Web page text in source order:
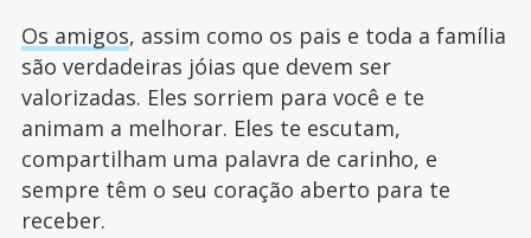
Os amigos, assim como os pais e toda a família
são verdadeiras jóias que devem ser
valorizadas. Eles sorriem para você e te
animam a melhorar. Eles te escutam,
compartilham uma palavra de carinho, e
sempre têm o seu coração aberto para te
receber.